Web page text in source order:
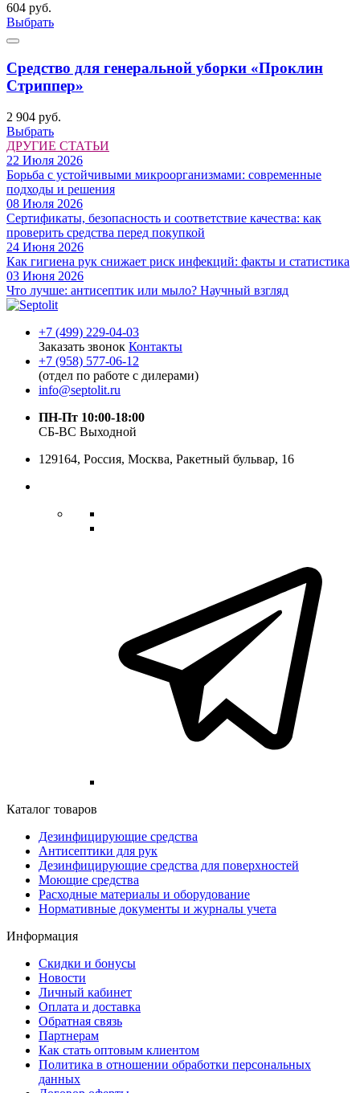
604 руб.
Выбрать
Средство для генеральной уборки «Проклин
Стриппер»
2 904 руб.
Выбрать
ДРУГИЕ СТАТЬИ
22 Июля 2026
Борьба с устойчивыми микроорганизмами: современные
подходы и решения
08 Июля 2026
Сертификаты, безопасность и соответствие качества: как
проверить средства перед покупкой
24 Июня 2026
Как гигиена рук снижает риск инфекций: факты и статистика
03 Июня 2026
Что лучше: антисептик или мыло? Научный взгляд
+7 (499) 229-04-03
Заказать звонок Контакты
+7 (958) 577-06-12
(отдел по работе с дилерами)
info@septolit.ru
ПН-Пт 10:00-18:00
СБ-ВС Выходной
129164, Россия, Москва, Ракетный бульвар, 16
Каталог товаров
Дезинфицирующие средства
Антисептики для рук
Дезинфицирующие средства для поверхностей
Моющие средства
Расходные материалы и оборудование
Нормативные документы и журналы учета
Информация
Скидки и бонусы
Новости
Личный кабинет
Оплата и доставка
Обратная связь
Партнерам
Как стать оптовым клиентом
Политика в отношении обработки персональных
данных